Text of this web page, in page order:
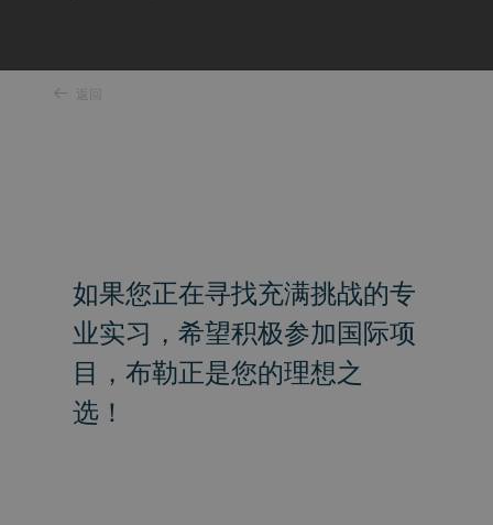
如果您正在寻找充满挑战的专
业实习，希望积极参加国际项
目，布勒正是您的理想之
选！